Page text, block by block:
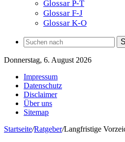
Glossar P-T
Glossar F-J
Glossar K-O
Donnerstag, 6. August 2026
Impressum
Datenschutz
Disclaimer
Über uns
Sitemap
Startseite/Ratgeber/Langfristige